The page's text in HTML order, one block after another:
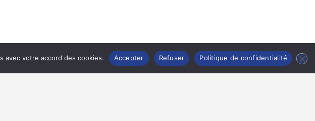
avec votre accord des cookies. Accepter Refuser Politique de confidentialité